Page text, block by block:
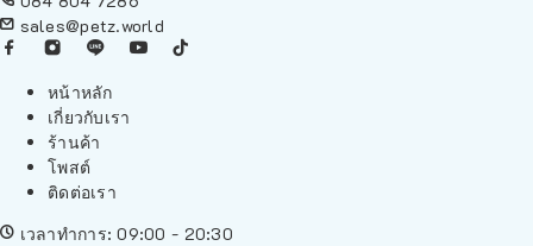
sales@petz.world
หน้าหลัก
เกี่ยวกับเรา
ร้านค้า
โพสต์
ติดต่อเรา
เวลาทำการ: 09:00 - 20:30